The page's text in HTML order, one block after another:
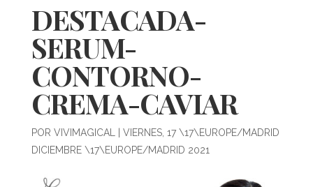
DESTACADA-
SERUM-
CONTORNO-
CREMA-CAVIAR
POR VIVIMAGICAL
VIERNES, 17 \17\EUROPE/MADRID
DICIEMBRE \17\EUROPE/MADRID 2021